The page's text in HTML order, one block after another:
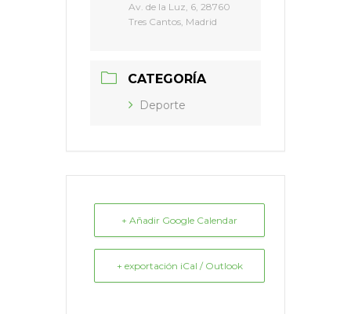
Av. de la Luz, 6, 28760
Tres Cantos, Madrid
CATEGORÍA
Deporte
+ Añadir Google Calendar
+ exportación iCal / Outlook